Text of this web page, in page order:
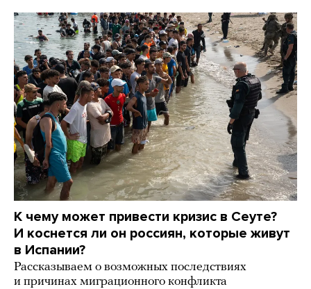
К чему может привести кризис в Сеуте?
И коснется ли он россиян, которые живут
в Испании?
Рассказываем о возможных последствиях
и причинах миграционного конфликта